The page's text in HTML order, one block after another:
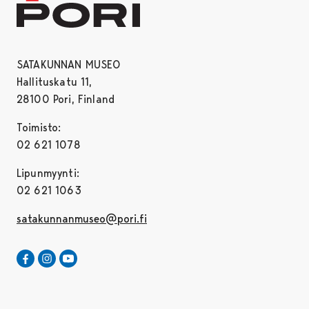
SATAKUNNAN MUSEO
Hallituskatu 11,
28100 Pori, Finland
Toimisto:
02 621 1078
Lipunmyynti:
02 621 1063
satakunnanmuseo@pori.fi
Satakunnan Museo Facebookissa
Avautuu uudessa välilehdessä
Satakunnan Museo Instagrammissa
Avautuu uudessa välilehdessä